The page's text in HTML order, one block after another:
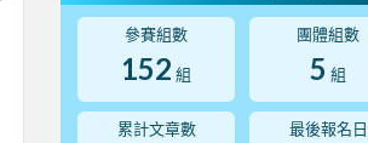
參賽組數
152 組
團體組數
5 組
累計文章數 最後報名日